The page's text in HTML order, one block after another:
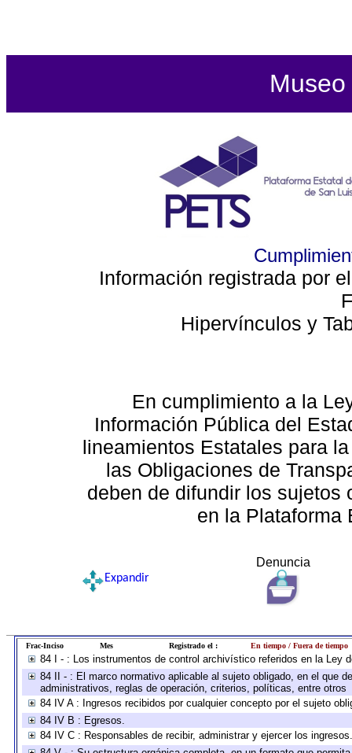
Información registrada por
Hipervínculos y
En cumplimiento a la
Información Pública del
lineamientos Estatales para
las Obligaciones de
deben de difundir los sujetos
en la Plataforma
Denuncia
Expandir
Frac-Inciso Mes Registrado el : En tiempo / Fuera de tiempo
84 I - : Los instrumentos de control archivístico referidos en la Ley
84 II - : El marco normativo aplicable al sujeto obligado, en el que
administrativos, reglas de operación, criterios, políticas, entre otros
84 IV A : Ingresos recibidos por cualquier concepto por el sujeto
84 IV B : Egresos.
84 IV C : Responsables de recibir, administrar y ejercer los ingresos.